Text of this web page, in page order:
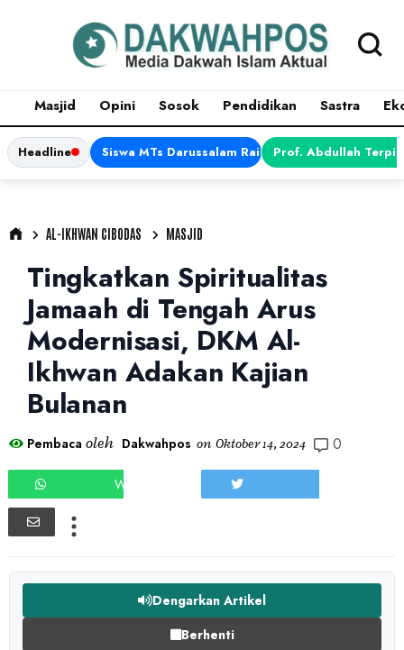
Masjid Opini Sosok Pendidikan Sastra
Headline Siswa MTs Darussalam Raih Juara 1 dalam
Prof. Abdullah
AL-IKHWAN CIBODAS MASJID
Tingkatkan Spiritualitas
Jamaah di Tengah Arus
Modernisasi, DKM Al-
Ikhwan Adakan Kajian
Bulanan
Pembaca oleh Dakwahpos on Oktober 14, 2024 0
WHATSAPP
Dengarkan Artikel
Berhenti